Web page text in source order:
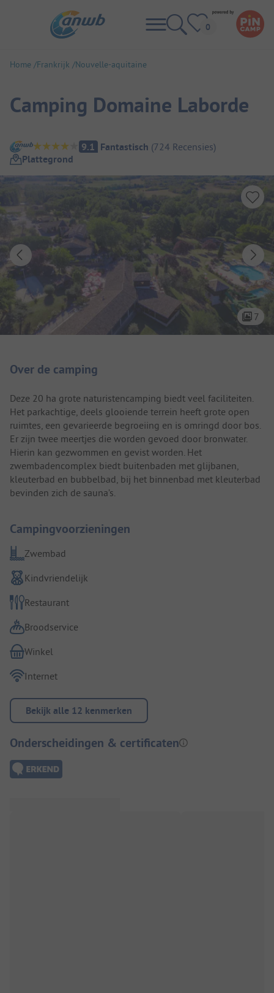
Home Frankrijk Nouvelle-aquitaine
Camping Domaine Laborde
Camping overzicht
9.1 Fantastisch (724 Recensies)
Plattegrond
7
Over de camping
Deze 20 ha grote naturistencamping biedt veel faciliteiten.
Het parkachtige, deels glooiende terrein heeft grote open
ruimtes, een gevarieerde begroeiing en is omringd door bos.
Er zijn twee meertjes die worden gevoed door bronwater.
Hierin kan gezwommen en gevist worden. Het
zwembadencomplex biedt buitenbaden met glijbanen,
kleuterbad en bubbelbad, bij het binnenbad met kleuterbad
bevinden zich de sauna’s.
Campingvoorzieningen
Zwembad
Kindvriendelijk
Restaurant
Broodservice
Winkel
Internet
Bekijk alle 12 kenmerken
Onderscheidingen & certificaten